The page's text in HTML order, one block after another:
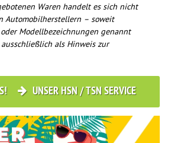
Waren handelt es sich nicht
Automobilherstellern – soweit
Modellbezeichnungen genannt
als Hinweis zur
UNSER HSN / TSN SERVICE